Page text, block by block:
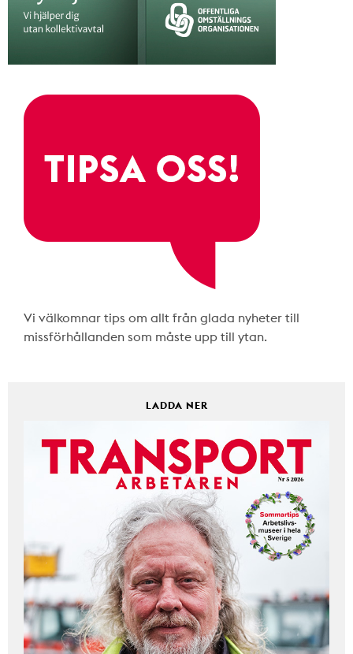
Vi välkomnar tips om allt från glada nyheter till
missförhållanden som måste upp till ytan.
LADDA NER